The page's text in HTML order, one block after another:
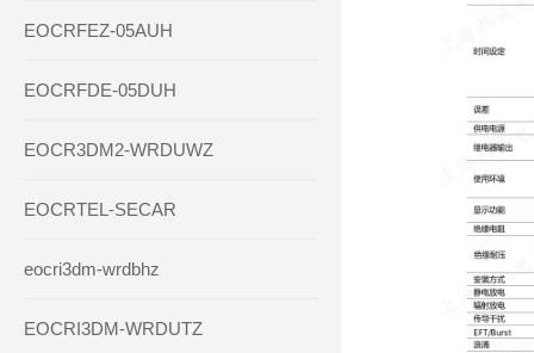
EOCRFEZ-05AUH
EOCRFDE-05DUH
EOCR3DM2-WRDUWZ
EOCRTEL-SECAR
eocri3dm-wrdbhz
EOCRI3DM-WRDUTZ